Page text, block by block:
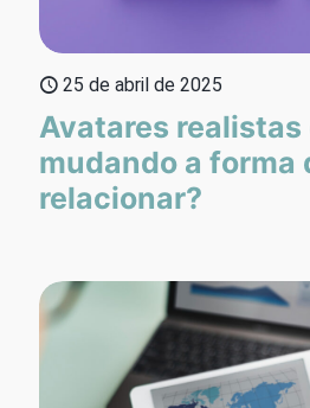
25 de abril de 2025
Avatares realistas
mudando a forma
relacionar?